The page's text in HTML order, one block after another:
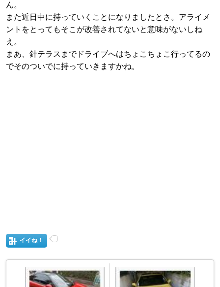
ん。
また近日中に持っていくことになりましたとさ。アライメ
ントをとってもそこが改善されてないと意味がないしね
え。
まあ、針テラスまでドライブへはちょこちょこ行ってるの
でそのついでに持っていきますかね。
イイね！